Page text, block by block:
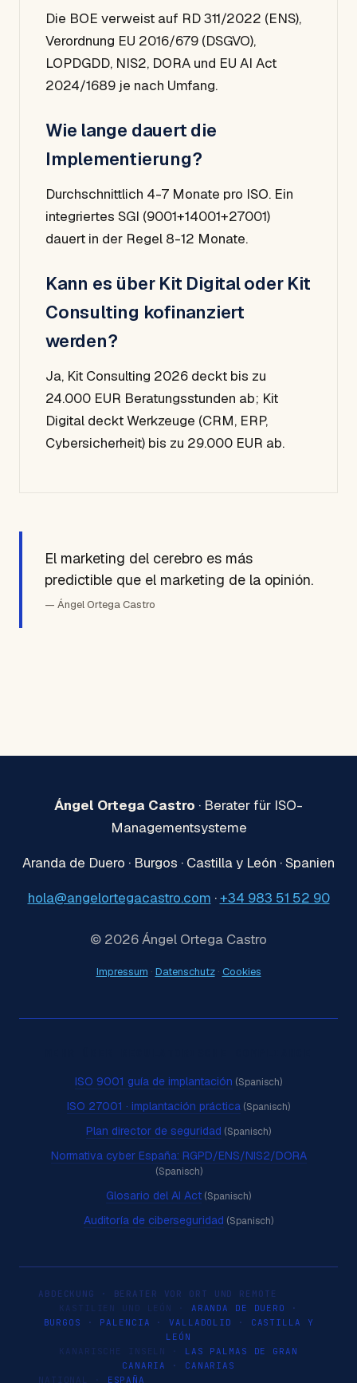
Die BOE verweist auf RD 311/2022 (ENS),
Verordnung EU 2016/679 (DSGVO),
LOPDGDD, NIS2, DORA und EU AI Act
2024/1689 je nach Umfang.
Wie lange dauert die
Implementierung?
Durchschnittlich 4-7 Monate pro ISO. Ein
integriertes SGI (9001+14001+27001)
dauert in der Regel 8-12 Monate.
Kann es über Kit Digital oder Kit
Consulting kofinanziert
werden?
Ja, Kit Consulting 2026 deckt bis zu
24.000 EUR Beratungsstunden ab; Kit
Digital deckt Werkzeuge (CRM, ERP,
Cybersicherheit) bis zu 29.000 EUR ab.
El marketing del cerebro es más
predictible que el marketing de la opinión.
— Ángel Ortega Castro
Ángel Ortega Castro · Berater für ISO-
Managementsysteme
Aranda de Duero · Burgos · Castilla y León · Spanien
hola@angelortegacastro.com ·+34 983 51 52 90
© 2026 Ángel Ortega Castro
Impressum · Datenschutz· Cookies
ISO 9001 guía de implantación (Spanisch)
ISO 27001 · implantación práctica (Spanisch)
Plan director de seguridad (Spanisch)
Normativa cyber España: RGPD/ENS/NIS2/DORA
(Spanisch)
Glosario del AI Act (Spanisch)
Auditoría de ciberseguridad (Spanisch)
ABDECKUNG · BERATER VOR ORT UND REMOTE
KASTILIEN UND LEÓN · ARANDA DE DUERO
·
BURGOS
· PALENCIA ·VALLADOLID · CASTILLA Y
LEÓN
KANARISCHE INSELN · LAS PALMAS DE GRAN
CANARIA
· CANARIAS
NATIONAL · ESPAÑA